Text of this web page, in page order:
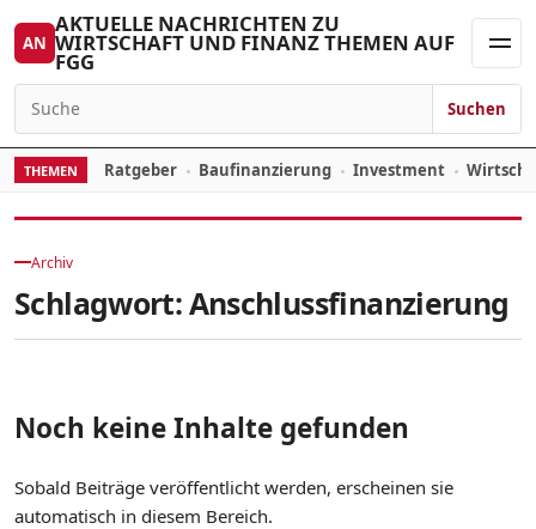
Zum Inhalt springen
AN
AKTUELLE NACHRICHTEN ZU
WIRTSCHAFT UND FINANZ THEMEN AUF
FGG
Suchen nach:
Suchen
THEMEN Ratgeber Baufinanzierung Investment
Archiv
Schlagwort:Anschlussfinanzierung
Noch keine Inhalte gefunden
Sobald Beiträge veröffentlicht werden, erscheinen sie
automatisch in diesem Bereich.